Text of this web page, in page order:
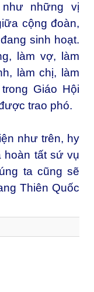
những vị
cộng đoàn,
sinh hoạt.
làm vợ, làm
làm chị, làm
Giáo Hội
trao phó.
như trên, hy
hoàn tất sứ vụ
ta cũng sẽ
Thiên Quốc